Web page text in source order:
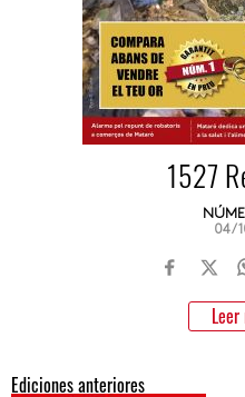
1527
04/
Ediciones anteriores